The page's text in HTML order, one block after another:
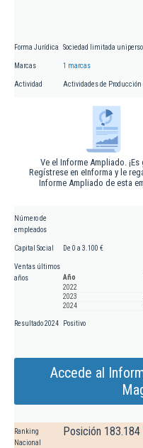
Forma Jurídica Sociedad limitada
Marcas 1 marcas
Actividad Actividades de
Ve el Informe Ampliado. ¡Es
Regístrese en eInforma y le
Informe Ampliado de esta
Número de
empleados
Capital Social De 0 a 3.100 €
Ventas últimos
años
Año
2022
2023
2024
Resultado 2024 Positivo
Accede al
Ranking
Nacional
Posición 183.184